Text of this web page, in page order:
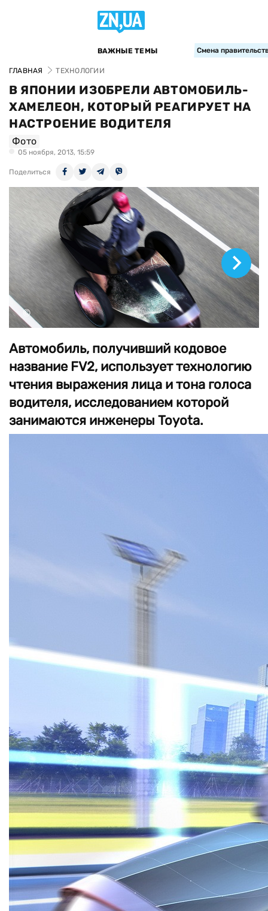
ВАЖНЫЕ ТЕМЫ Смена
ГЛАВНАЯ ТЕХНОЛОГИИ
В ЯПОНИИ ИЗОБРЕЛИ АВТОМОБИЛЬ-
ХАМЕЛЕОН, КОТОРЫЙ РЕАГИРУЕТ НА
НАСТРОЕНИЕ ВОДИТЕЛЯ
Фото
05 ноября, 2013, 15:59
Поделиться
©
Автомобиль, получивший кодовое
название FV2, использует технологию
чтения выражения лица и тона голоса
водителя, исследованием которой
занимаются инженеры Toyota.